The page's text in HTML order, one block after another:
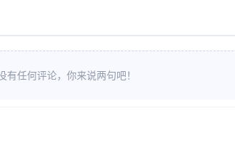
有任何评论，你来说两句吧！